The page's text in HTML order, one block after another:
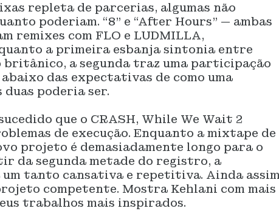
repleta de parcerias, algumas não
poderiam. “8” e “After Hours” — ambas
remixes com FLO e LUDMILLA,
a primeira esbanja sintonia entre
britânico, a segunda traz uma participação
das expectativas de como uma
poderia ser.
que o CRASH, While We Wait 2
de execução. Enquanto a mixtape de
projeto é demasiadamente longo para o
da segunda metade do registro, a
tanto cansativa e repetitiva. Ainda
competente. Mostra Kehlani com mais
trabalhos mais inspirados.